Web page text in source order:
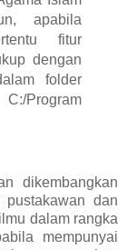
apabila
fitur
dengan
folder
Program
dikembangkan
pustakawan dan
dalam rangka
mempunyai